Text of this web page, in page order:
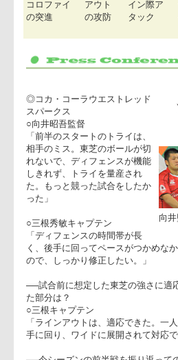
コーラ LO
の突進
ライン
の攻防
東芝の
タック
◎コカ・コーラウエストレッド
スパークス
「前半のスタートのトライは、
相手のミス。東芝のボールが切
れないで、ディフェンスが機能
た。もっと競った試合をしたか
った」
○三根秀敏キャプテン
「ディフェンスの時間帯が長